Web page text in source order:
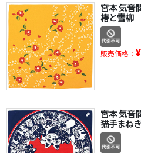
宮本 気音
椿と雪柳
販売価格：
宮本 気音
猫手まねき